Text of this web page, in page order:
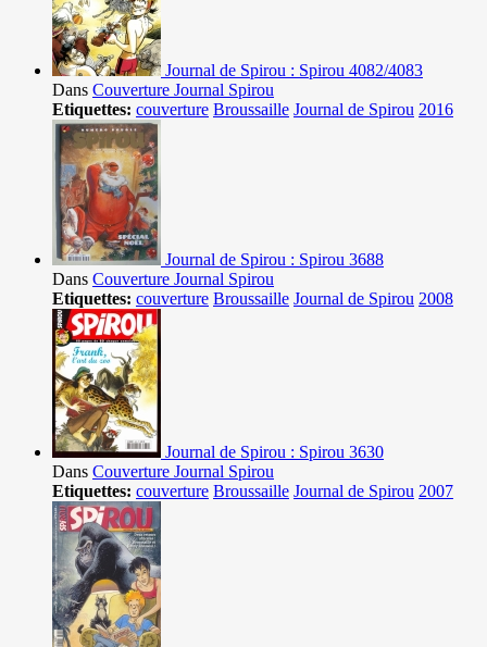
Journal de Spirou : Spirou 4082/4083
Dans Couverture Journal Spirou
Etiquettes: couverture Broussaille Journal de Spirou 2016
Journal de Spirou : Spirou 3688
Dans Couverture Journal Spirou
Etiquettes: couverture Broussaille Journal de Spirou 2008
Journal de Spirou : Spirou 3630
Dans Couverture Journal Spirou
Etiquettes: couverture Broussaille Journal de Spirou 2007